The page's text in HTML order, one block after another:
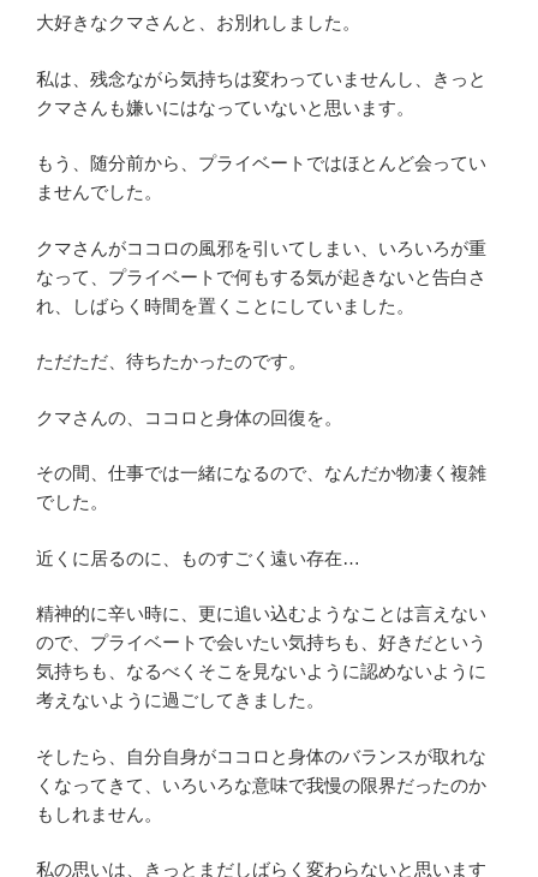
大好きなクマさんと、お別れしました。
私は、残念ながら気持ちは変わっていませんし、きっと
クマさんも嫌いにはなっていないと思います。
もう、随分前から、プライベートではほとんど会ってい
ませんでした。
クマさんがココロの風邪を引いてしまい、いろいろが重
なって、プライベートで何もする気が起きないと告白さ
れ、しばらく時間を置くことにしていました。
ただただ、待ちたかったのです。
クマさんの、ココロと身体の回復を。
その間、仕事では一緒になるので、なんだか物凄く複雑
でした。
近くに居るのに、ものすごく遠い存在…
精神的に辛い時に、更に追い込むようなことは言えない
ので、プライベートで会いたい気持ちも、好きだという
気持ちも、なるべくそこを見ないように認めないように
考えないように過ごしてきました。
そしたら、自分自身がココロと身体のバランスが取れな
くなってきて、いろいろな意味で我慢の限界だったのか
もしれません。
私の思いは、きっとまだしばらく変わらないと思います